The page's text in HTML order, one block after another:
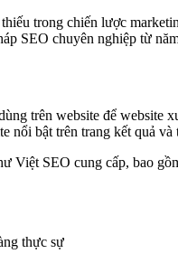
trong chiến lược
SEO chuyên nghiệp từ
trên website để
nổi bật trên trang kết quả
SEO cung cấp, bao
thực sự